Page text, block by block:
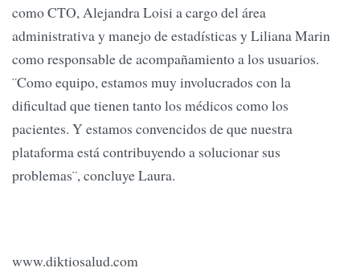
como CTO, Alejandra Loisi a cargo del área
administrativa y manejo de estadísticas y Liliana Marin
como responsable de acompañamiento a los usuarios.
¨Como equipo, estamos muy involucrados con la
dificultad que tienen tanto los médicos como los
pacientes. Y estamos convencidos de que nuestra
plataforma está contribuyendo a solucionar sus
problemas¨, concluye Laura.
www.diktiosalud.com